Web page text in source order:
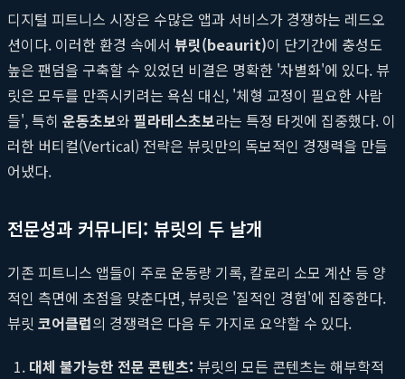
디지털 피트니스 시장은 수많은 앱과 서비스가 경쟁하는 레드오
션이다. 이러한 환경 속에서 뷰릿(beaurit)이 단기간에 충성도
높은 팬덤을 구축할 수 있었던 비결은 명확한 '차별화'에 있다. 뷰
릿은 모두를 만족시키려는 욕심 대신, '체형 교정이 필요한 사람
들', 특히 운동초보와 필라테스초보라는 특정 타겟에 집중했다. 이
러한 버티컬(Vertical) 전략은 뷰릿만의 독보적인 경쟁력을 만들
어냈다.
전문성과 커뮤니티: 뷰릿의 두 날개
기존 피트니스 앱들이 주로 운동량 기록, 칼로리 소모 계산 등 양
적인 측면에 초점을 맞춘다면, 뷰릿은 '질적인 경험'에 집중한다.
뷰릿 코어클럽의 경쟁력은 다음 두 가지로 요약할 수 있다.
대체 불가능한 전문 콘텐츠: 뷰릿의 모든 콘텐츠는 해부학적